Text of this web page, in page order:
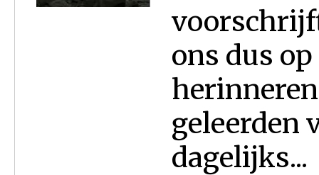
ons dus
geleerden
dagelijks...